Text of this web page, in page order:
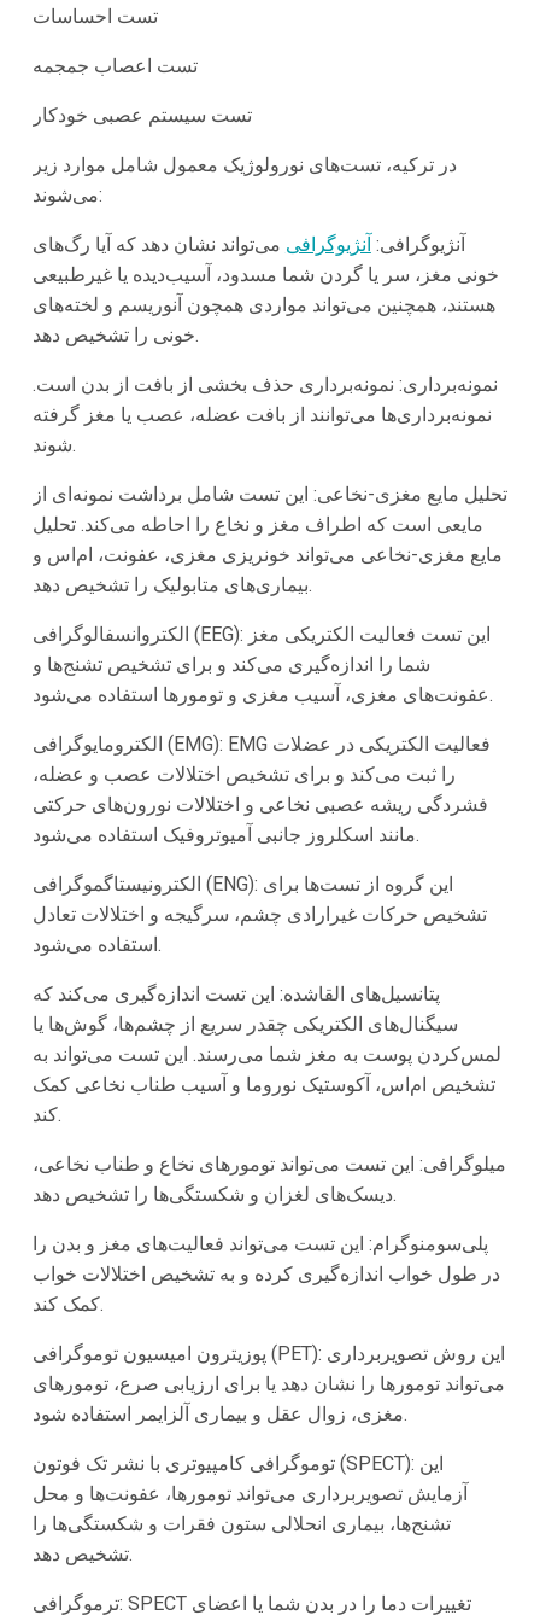
تست احساسات
تست اعصاب جمجمه
تست سیستم عصبی خودکار
در ترکیه، تست‌های نورولوژیک معمول شامل موارد زیر
می‌شوند:
آنژیوگرافی: آنژیوگرافی می‌تواند نشان دهد که آیا رگ‌های
خونی مغز، سر یا گردن شما مسدود، آسیب‌دیده یا غیرطبیعی
هستند، همچنین می‌تواند مواردی همچون آنوریسم و لخته‌های
خونی را تشخیص دهد.
نمونه‌برداری: نمونه‌برداری حذف بخشی از بافت از بدن است.
نمونه‌برداری‌ها می‌توانند از بافت عضله، عصب یا مغز گرفته
شوند.
تحلیل مایع مغزی-نخاعی: این تست شامل برداشت نمونه‌ای از
مایعی است که اطراف مغز و نخاع را احاطه می‌کند. تحلیل
مایع مغزی-نخاعی می‌تواند خونریزی مغزی، عفونت، ام‌اس و
بیماری‌های متابولیک را تشخیص دهد.
الکتروانسفالوگرافی (EEG): این تست فعالیت الکتریکی مغز
شما را اندازه‌گیری می‌کند و برای تشخیص تشنج‌ها و
عفونت‌های مغزی، آسیب مغزی و تومورها استفاده می‌شود.
الکترومایوگرافی (EMG): EMG فعالیت الکتریکی در عضلات
را ثبت می‌کند و برای تشخیص اختلالات عصب و عضله،
فشردگی ریشه عصبی نخاعی و اختلالات نورون‌های حرکتی
مانند اسکلروز جانبی آمیوتروفیک استفاده می‌شود.
الکترونیستاگموگرافی (ENG): این گروه از تست‌ها برای
تشخیص حرکات غیرارادی چشم، سرگیجه و اختلالات تعادل
استفاده می‌شود.
پتانسیل‌های القاشده: این تست اندازه‌گیری می‌کند که
سیگنال‌های الکتریکی چقدر سریع از چشم‌ها، گوش‌ها یا
لمس‌کردن پوست به مغز شما می‌رسند. این تست می‌تواند به
تشخیص ام‌اس، آکوستیک نوروما و آسیب طناب نخاعی کمک
کند.
میلوگرافی: این تست می‌تواند تومورهای نخاع و طناب نخاعی،
دیسک‌های لغزان و شکستگی‌ها را تشخیص دهد.
پلی‌سومنوگرام: این تست می‌تواند فعالیت‌های مغز و بدن را
در طول خواب اندازه‌گیری کرده و به تشخیص اختلالات خواب
کمک کند.
پوزیترون امیسیون توموگرافی (PET): این روش تصویربرداری
می‌تواند تومورها را نشان دهد یا برای ارزیابی صرع، تومورهای
مغزی، زوال عقل و بیماری آلزایمر استفاده شود.
توموگرافی کامپیوتری با نشر تک فوتون (SPECT): این
آزمایش تصویربرداری می‌تواند تومورها، عفونت‌ها و محل
تشنج‌ها، بیماری انحلالی ستون فقرات و شکستگی‌ها را
تشخیص دهد.
ترموگرافی: SPECT تغییرات دما را در بدن شما یا اعضای